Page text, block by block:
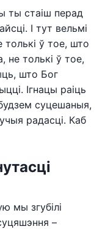
ты стаіш перад
І тут вельмі
ў тое, што
не толькі ў тое,
што Бог
Ігнацы раіць
суцешаныя,
радасці. Каб
мы згубілі
–